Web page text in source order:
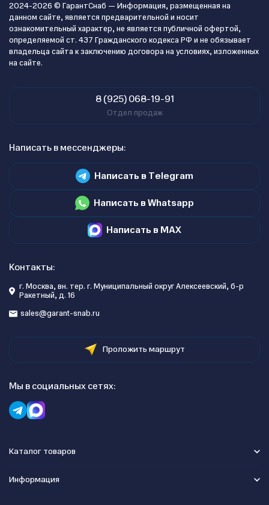
2024-2026 © ГарантСнаб — Информация, размещенная на
данном сайте, является предварительной и носит
ознакомительный характер, не является публичной офертой,
определяемой ст. 437 Гражданского кодекса РФ и не обязывает
владельца сайта к заключению договора на условиях, изложенных
на сайте.
8 (925) 068-19-91
Отдел продаж
Написать в мессенджеры:
Написать в Telegram
Написать в Whatsapp
Написать в MAX
Контакты:
г. Москва, вн. тер. г. Муниципальный округ Алексеевский, б-р
Ракетный, д. 16
sales@garant-snab.ru
Проложить маршрут
Мы в социальных сетях:
Каталог товаров
Информация